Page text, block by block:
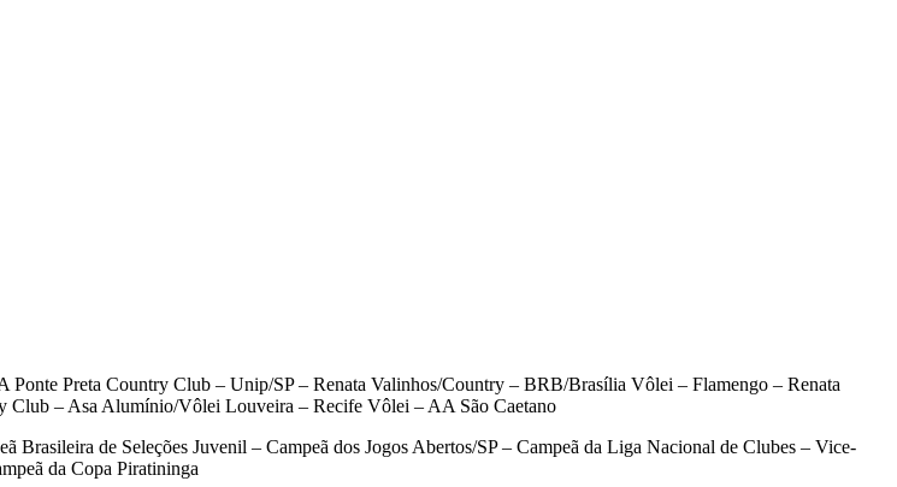
Ponte Preta Country Club – Unip/SP – Renata Valinhos/Country – BRB/Brasília Vôlei – Flamengo – Renata
– Asa Alumínio/Vôlei Louveira – Recife Vôlei – AA São Caetano
de Seleções Juvenil – Campeã dos Jogos Abertos/SP – Campeã da Liga Nacional de Clubes – Vice-
da Copa Piratininga